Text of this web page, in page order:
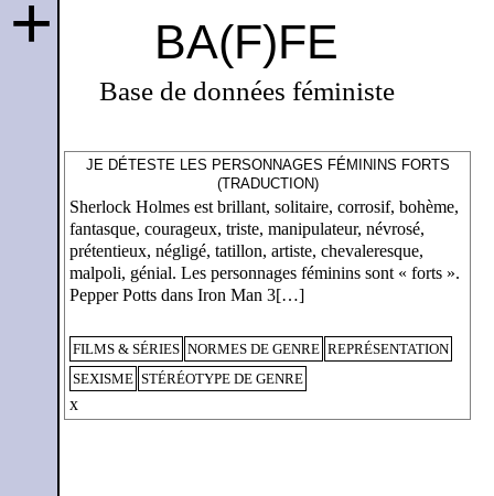
BA(F)FE
Base de données féministe
+
JE DÉTESTE LES PERSONNAGES FÉMININS FORTS
(TRADUCTION)
Sherlock Holmes est brillant, solitaire, corrosif, bohème,
fantasque, courageux, triste, manipulateur, névrosé,
prétentieux, négligé, tatillon, artiste, chevaleresque,
malpoli, génial. Les personnages féminins sont « forts ».
Pepper Potts dans Iron Man 3[…]
FILMS & SÉRIES NORMES DE GENRE REPRÉSENTATION
SEXISME STÉRÉOTYPE DE GENRE
x